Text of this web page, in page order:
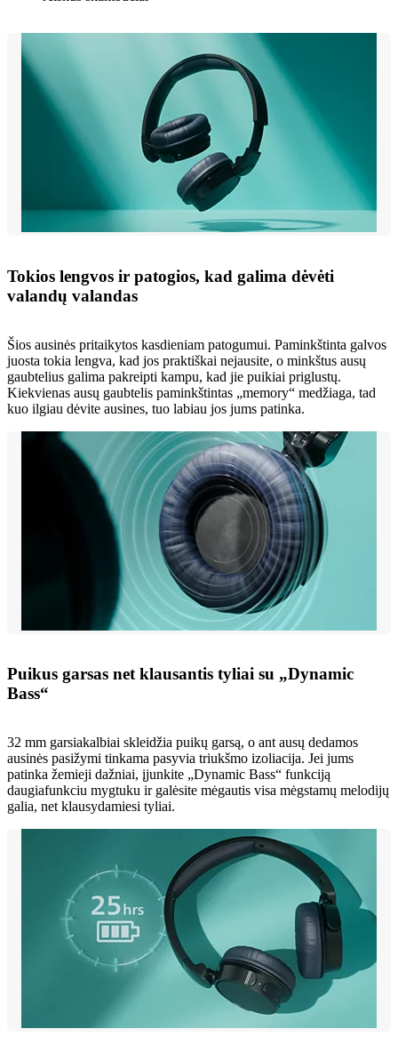
Tokios lengvos ir patogios, kad galima dėvėti
valandų valandas
Šios ausinės pritaikytos kasdieniam patogumui. Paminkštinta galvos
juosta tokia lengva, kad jos praktiškai nejausite, o minkštus ausų
gaubtelius galima pakreipti kampu, kad jie puikiai priglustų.
Kiekvienas ausų gaubtelis paminkštintas „memory“ medžiaga, tad
kuo ilgiau dėvite ausines, tuo labiau jos jums patinka.
Puikus garsas net klausantis tyliai su „Dynamic
Bass“
32 mm garsiakalbiai skleidžia puikų garsą, o ant ausų dedamos
ausinės pasižymi tinkama pasyvia triukšmo izoliacija. Jei jums
patinka žemieji dažniai, įjunkite „Dynamic Bass“ funkciją
daugiafunkciu mygtuku ir galėsite mėgautis visa mėgstamų melodijų
galia, net klausydamiesi tyliai.